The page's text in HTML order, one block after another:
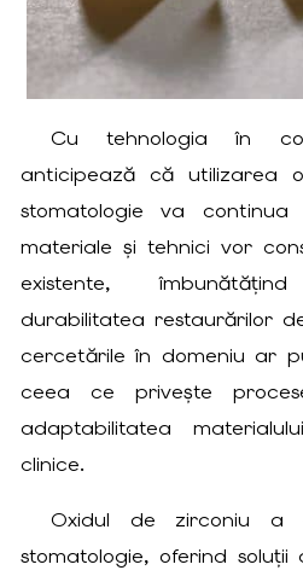
Cu tehnologia în
anticipează că utilizarea
stomatologie va
materiale și tehnici vor
existente,
durabilitatea restaurărilor
cercetările în domeniu ar
ceea ce privește
adaptabilitatea
clinice.
Oxidul de zirconiu a
stomatologie, oferind